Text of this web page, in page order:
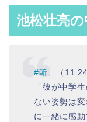
池松壮亮
#斬 、（
「彼が中学
ない姿勢は
に一緒に感